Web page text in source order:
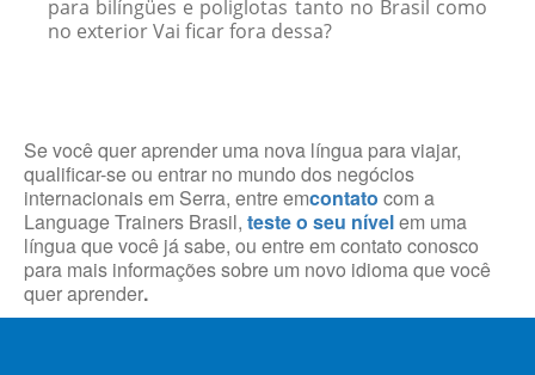
para bilíngües e poliglotas tanto no Brasil como
no exterior Vai ficar fora dessa?
Se você quer aprender uma nova língua para viajar,
qualificar-se ou entrar no mundo dos negócios
internacionais em Serra, entre emcontato com a
Language Trainers Brasil, teste o seu nívelem uma
língua que você já sabe, ou entre em contato conosco
para mais informações sobre um novo idioma que você
quer aprender.